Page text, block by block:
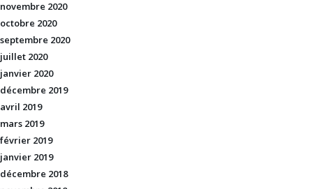
novembre 2020
octobre 2020
septembre 2020
juillet 2020
janvier 2020
décembre 2019
avril 2019
mars 2019
février 2019
janvier 2019
décembre 2018